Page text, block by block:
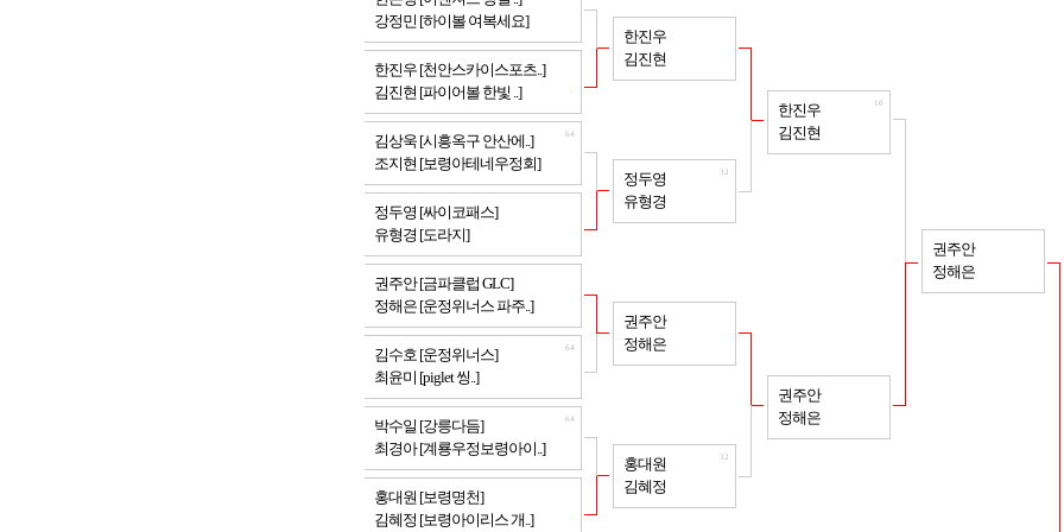
강정민 [하이볼 여복세요]
한진우 [천안스카이스포츠..]
김진현 [파이어볼 한빛 ..]
김상욱 [시흥옥구 안산에..]
조지현 [보령아테네우정회]
64
정두영 [싸이코패스]
유형경 [도라지]
권주안 [금파클럽 GLC]
정해은 [운정위너스 파주..]
김수호 [운정위너스]
최윤미 [piglet 씽..]
64
박수일 [강릉다듬]
최경아 [계룡우정보령아이..]
64
홍대원 [보령명천]
김혜정 [보령아이리스 개..]
한진우
김진현
정두영
유형경
32
권주안
정해은
홍대원
김혜정
32
한진우
김진현
16
권주안
정해은
권주안
정해은